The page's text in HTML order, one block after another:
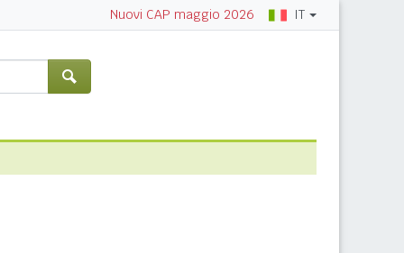
Nuovi CAP maggio 2026 IT